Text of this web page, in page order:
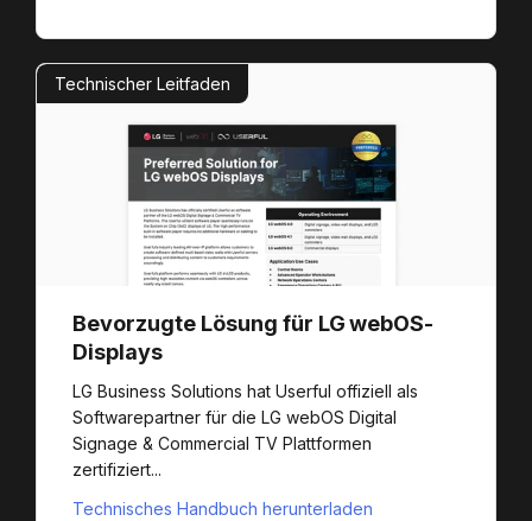
Technischer Leitfaden
Bevorzugte Lösung für LG webOS-
Displays
LG Business Solutions hat Userful offiziell als
Softwarepartner für die LG webOS Digital
Signage & Commercial TV Plattformen
zertifiziert...
Technisches Handbuch herunterladen